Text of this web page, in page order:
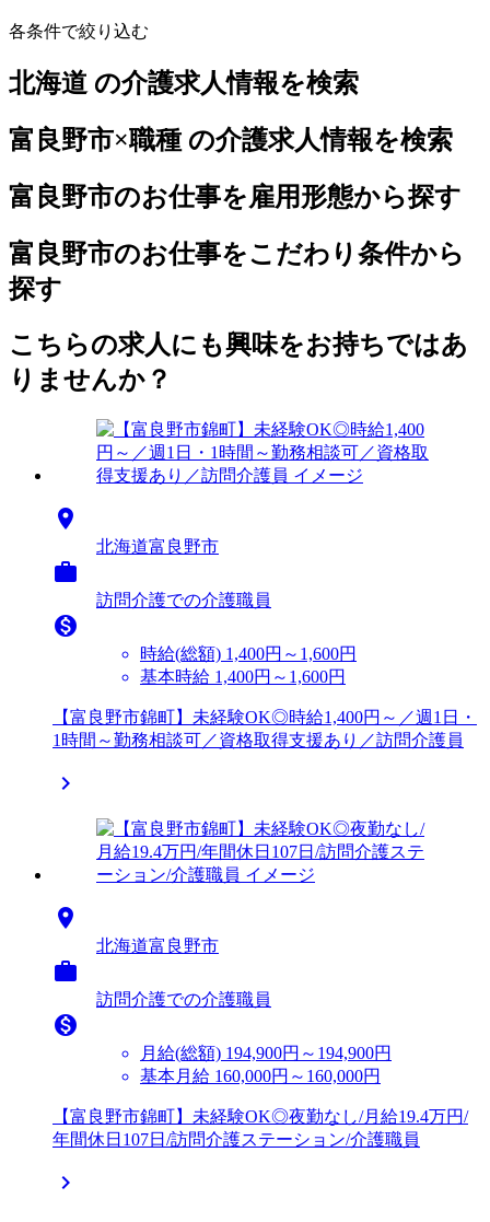
各条件で絞り込む
北海道 の介護求人情報を検索
富良野市×職種 の介護求人情報を検索
富良野市のお仕事を雇用形態から探す
富良野市のお仕事をこだわり条件から
探す
こちらの求人にも興味をお持ちではあ
りませんか？

北海道富良野市

訪問介護での介護職員

時給(総額) 1,400円～1,600円
基本時給 1,400円～1,600円
【富良野市錦町】未経験OK◎時給1,400円～／週1日・
1時間～勤務相談可／資格取得支援あり／訪問介護員


北海道富良野市

訪問介護での介護職員

月給(総額) 194,900円～194,900円
基本月給 160,000円～160,000円
【富良野市錦町】未経験OK◎夜勤なし/月給19.4万円/
年間休日107日/訪問介護ステーション/介護職員
